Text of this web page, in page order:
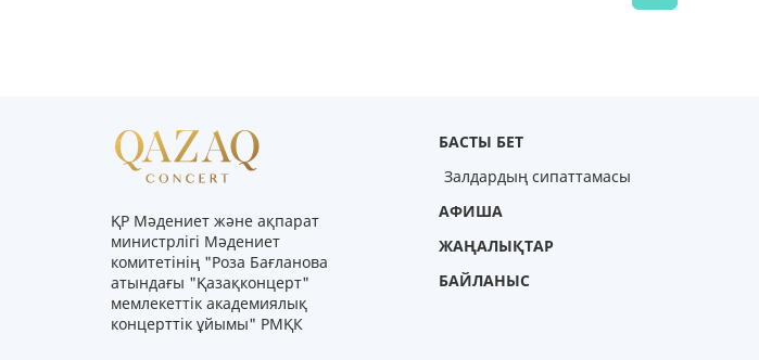
ҚР Мәдениет және ақпарат
министрлігі Мәдениет
комитетінің "Роза Бағланова
атындағы "Қазақконцерт"
мемлекеттік академиялық
концерттік ұйымы" РМҚК
БАСТЫ БЕТ
Залдардың сипаттамасы
АФИША
ЖАҢАЛЫҚТАР
БАЙЛАНЫС